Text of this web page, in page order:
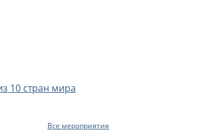
10 стран мира
Все мероприятия